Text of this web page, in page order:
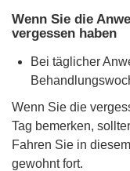
Wenn Sie die
vergessen haben
Bei täglicher
Wenn Sie die
Tag bemerken,
Fahren Sie in
gewohnt fort.